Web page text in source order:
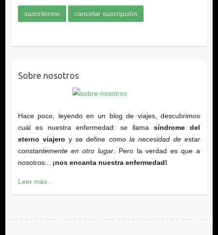
Sobre nosotros
Hace poco, leyendo en un blog de viajes, descubrimos
cuál es nuestra enfermedad: se llamasíndrome del
eterno viajero y se define como la necesidad de estar
constantemente en otro lugar. Pero la verdad es que a
nosotros... ¡nos encanta nuestra enfermedad!
Leer más...